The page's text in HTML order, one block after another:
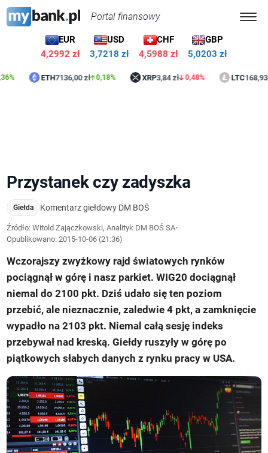
Portal finansowy
EUR
4,2992 zł
USD
3,7218 zł
CHF
4,5988 zł
GBP
5,0203 zł
ETH 7136,00 zł 0,18% XRP 3,84 zł 0,48% LTC 168,93 zł
Przystanek czy zadyszka
Giełda Komentarz giełdowy DM BOŚ
Źródło: Witold Zajączkowski, Analityk DM BOŚ SA•
Opublikowano:2015-10-06 (21:36)
Wczorajszy zwyżkowy rajd światowych rynków
pociągnął w górę i nasz parkiet. WIG20 dociągnął
niemal do 2100 pkt. Dziś udało się ten poziom
przebić, ale nieznacznie, zaledwie 4 pkt, a zamknięcie
wypadło na 2103 pkt. Niemal całą sesję indeks
przebywał nad kreską. Giełdy ruszyły w górę po
piątkowych słabych danych z rynku pracy w USA.